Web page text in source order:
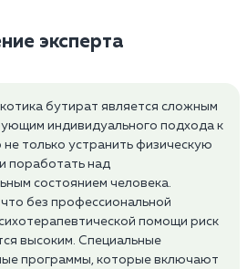
эксперта
бутират является сложным
индивидуального подхода к
только устранить физическую
поработать над
состоянием человека.
без профессиональной
помощи риск
высоким. Специальные
программы, которые включают